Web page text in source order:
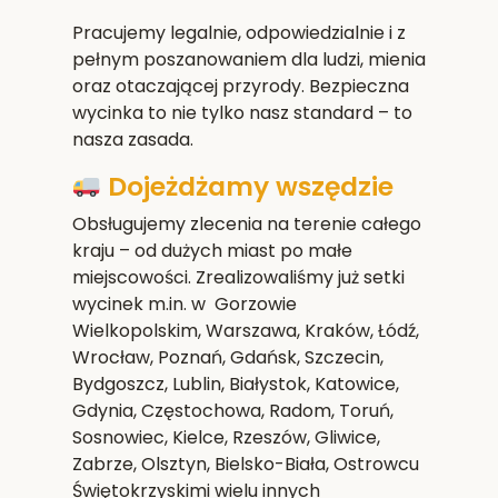
Pracujemy legalnie, odpowiedzialnie i z
pełnym poszanowaniem dla ludzi, mienia
oraz otaczającej przyrody. Bezpieczna
wycinka to nie tylko nasz standard – to
nasza zasada.
Dojeżdżamy wszędzie
Obsługujemy zlecenia na terenie całego
kraju – od dużych miast po małe
miejscowości. Zrealizowaliśmy już setki
wycinek m.in. w Gorzowie
Wielkopolskim,Warszawa, Kraków, Łódź,
Wrocław, Poznań, Gdańsk, Szczecin,
Bydgoszcz, Lublin, Białystok, Katowice,
Gdynia, Częstochowa, Radom, Toruń,
Sosnowiec, Kielce, Rzeszów, Gliwice,
Zabrze, Olsztyn, Bielsko-Biała, Ostrowcu
Świętokrzyskimi wielu innych